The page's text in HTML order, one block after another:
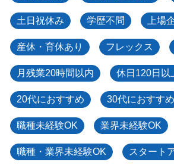
土日祝休み 学歴不問 上場
産休・育休あり フレックス
月残業20時間以内 休日120日以
20代におすすめ 30代におすすめ
職種未経験OK 業界未経験OK
職種・業界未経験OK スタート